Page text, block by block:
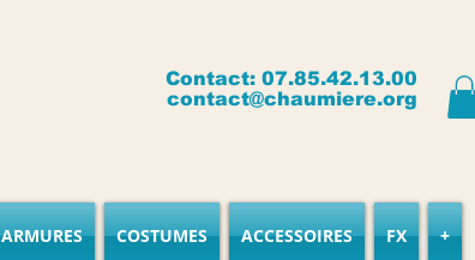
Contact: 07.85.42.13.00
contact@chaumiere.org
ARMURES COSTUMES ACCESSOIRES FX +